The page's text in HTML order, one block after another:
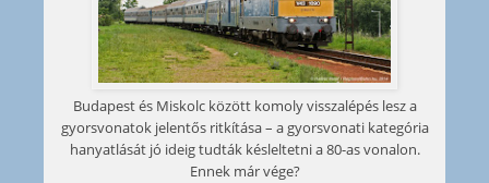
Budapest és Miskolc között komoly visszalépés lesz a
gyorsvonatok jelentős ritkítása – a gyorsvonati kategória
hanyatlását jó ideig tudták késleltetni a 80-as vonalon.
Ennek már vége?